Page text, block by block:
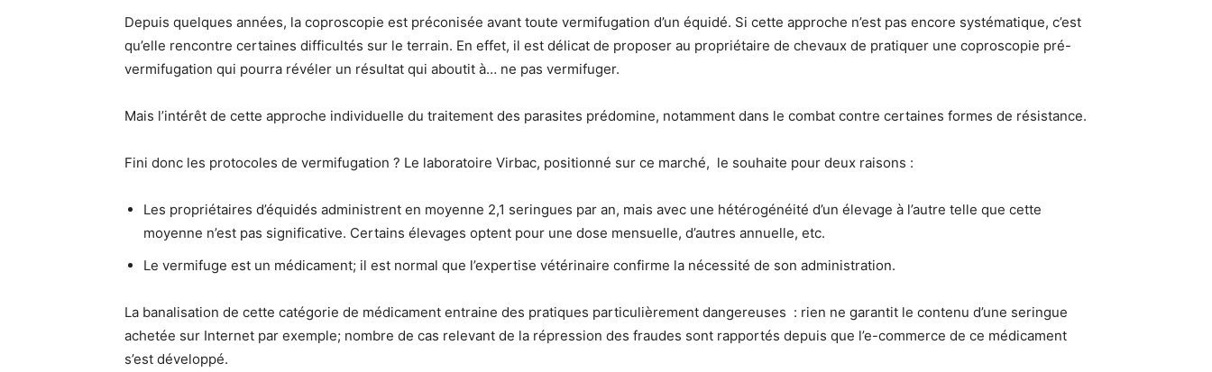
Depuis quelques années, la coproscopie est préconisée avant toute vermifugation d’un équidé. Si cette approche n’est pas encore systématique, c’est
qu’elle rencontre certaines difficultés sur le terrain. En effet, il est délicat de proposer au propriétaire de chevaux de pratiquer une coproscopie pré-
vermifugation qui pourra révéler un résultat qui aboutit à… ne pas vermifuger.
Mais l’intérêt de cette approche individuelle du traitement des parasites prédomine, notamment dans le combat contre certaines formes de résistance.
Fini donc les protocoles de vermifugation ? Le laboratoire Virbac, positionné sur ce marché, le souhaite pour deux raisons :
Les propriétaires d’équidés administrent en moyenne 2,1 seringues par an, mais avec une hétérogénéité d’un élevage à l’autre telle que cette
moyenne n’est pas significative. Certains élevages optent pour une dose mensuelle, d’autres annuelle, etc.
Le vermifuge est un médicament; il est normal que l’expertise vétérinaire confirme la nécessité de son administration.
La banalisation de cette catégorie de médicament entraine des pratiques particulièrement dangereuses : rien ne garantit le contenu d’une seringue
achetée sur Internet par exemple; nombre de cas relevant de la répression des fraudes sont rapportés depuis que l’e-commerce de ce médicament
s’est développé.